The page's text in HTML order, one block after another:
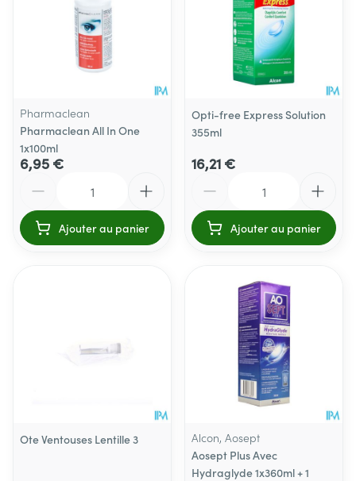
Pharmaclean
Pharmaclean All In One
1x100ml
6,95 €
Ajouter au panier
Opti-free Express Solution
355ml
16,21 €
Ajouter au panier
Ote Ventouses Lentille 3
Alcon, Aosept
Aosept Plus Avec
Hydraglyde 1x360ml + 1